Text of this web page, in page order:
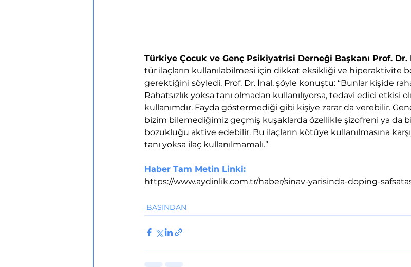
Türkiye Çocuk ve Genç Psikiyatrisi Derneği Başkanı Prof.
tür ilaçların kullanılabilmesi için dikkat eksikliği ve hiperaktivite
gerektiğini söyledi. Prof. Dr. İnal, şöyle konuştu: “Bunlar kişide
Rahatsızlık yoksa tanı olmadan kullanılıyorsa, tedavi edici etkisi
kullanımdır. Fayda göstermediği gibi kişiye zarar da verebilir.
bizim bilemediğimiz geçmiş kuşaklarda özellikle şizofreni ya da
bozukluğu aktive edebilir. Bu ilaçların kötüye kullanılmasına
tanı yoksa ilaç kullanılmamalı.”
Haber Tam Metin Linki:
https://www.aydinlik.com.tr/haber/sinav-yarisinda-doping-
BASINDAN